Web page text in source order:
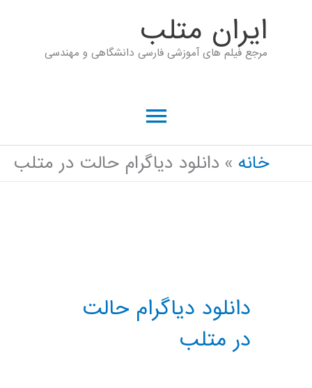
ايران متلب
مرجع فیلم های آموزشی فارسی دانشگاهی و مهندسی
فهرست
اصلی
خانه دانلود دیاگرام حالت در متلب
دانلود دیاگرام حالت
در متلب